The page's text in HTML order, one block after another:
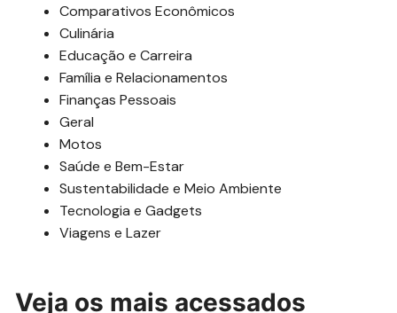
Comparativos Econômicos
Culinária
Educação e Carreira
Família e Relacionamentos
Finanças Pessoais
Geral
Motos
Saúde e Bem-Estar
Sustentabilidade e Meio Ambiente
Tecnologia e Gadgets
Viagens e Lazer
Veja os mais acessados